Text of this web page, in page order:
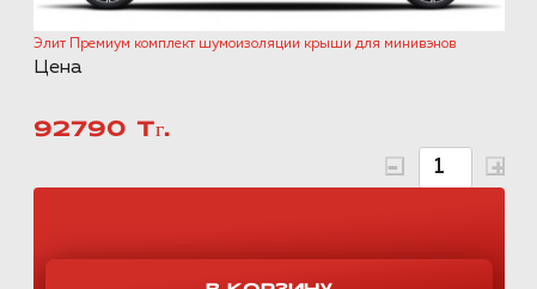
Элит Премиум комплект шумоизоляции крыши для минивэнов
Цена
92790 Тг.